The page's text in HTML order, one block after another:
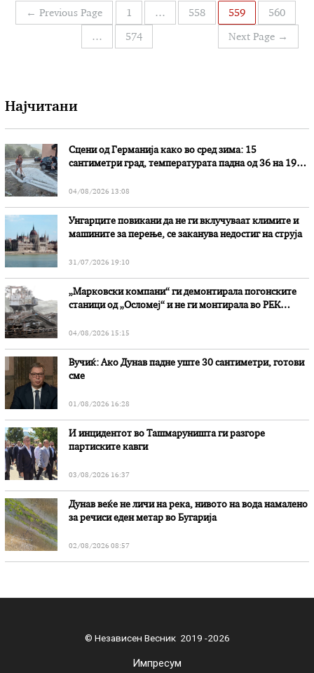
Едно влегување во WC чини седум куни, што е
речиси едно евро. Се …
Навигација
← Previous Page 1 … 558 559 560
… 574 Next Page →
Најчитани
Сцени од Германија како во сред зима: 15
сантиметри град, температурата падна од 36 на 19
04/08/2026 13:08
Унгарците повикани да не ги вклучуваат климите и
машините за перење, се заканува недостиг на струја
31/07/2026 19:10
„Марковски компани“ ги демонтирала погонските
станици од „Осломеј“ и не ги монтирала во РЕК
04/08/2026 15:15
Вучиќ: Ако Дунав падне уште 30 сантиметри, готови
сме
01/08/2026 16:28
И инцидентот во Ташмаруништa ги разгоре
партиските кавги
03/08/2026 16:37
Дунав веќе не личи на река, нивото на вода намалено
за речиси еден метар во Бугарија
02/08/2026 08:57
© Независен Весник 2019 -2026
Импресум